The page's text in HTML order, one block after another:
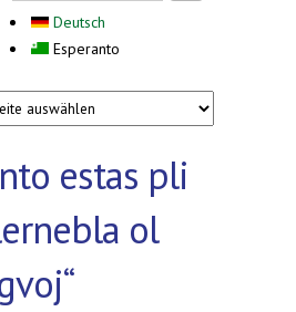
Deutsch
Esperanto
estas pli
ol